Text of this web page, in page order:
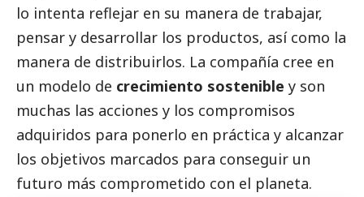
lo intenta reflejar en su manera de trabajar,
pensar y desarrollar los productos, así como la
manera de distribuirlos. La compañía cree en
un modelo de crecimiento sostenible y son
muchas las acciones y los compromisos
adquiridos para ponerlo en práctica y alcanzar
los objetivos marcados para conseguir un
futuro más comprometido con el planeta.